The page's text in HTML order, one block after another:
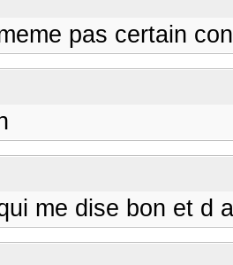
pas certain
me dise bon et d